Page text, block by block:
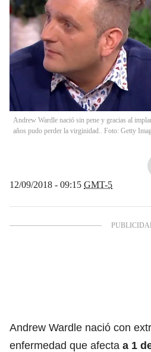
Andrew Wardle nació sin pene y gracias al
años pudo perder la virginidad.. Foto: Getty
12/09/2018 - 09:15 GMT-5
Andrew Wardle nació con
enfermedad que afecta a 1